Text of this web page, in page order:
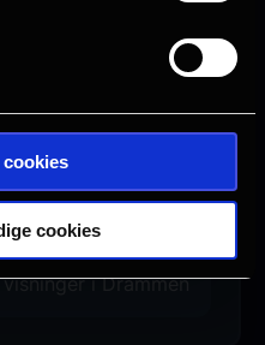
cookies
Drammen
premiere 17.
for øyeblikket
i Drammen